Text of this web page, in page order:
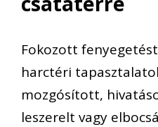
Fokozott
harctéri
mozgósított,
leszerelt vagy